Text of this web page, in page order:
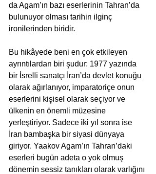
da Agam’ın bazı eserlerinin Tahran’da
bulunuyor olması tarihin ilginç
ironilerinden biridir.
Bu hikâyede beni en çok etkileyen
ayrıntılardan biri şudur: 1977 yazında
bir İsrelli sanatçı İran’da devlet konuğu
olarak ağırlanıyor, imparatoriçe onun
eserlerini kişisel olarak seçiyor ve
ülkenin en önemli müzesine
yerleştiriyor. Sadece iki yıl sonra ise
İran bambaşka bir siyasi dünyaya
giriyor. Yaakov Agam’ın Tahran’daki
eserleri bugün adeta o yok olmuş
dönemin sessiz tanıkları olarak varlığını